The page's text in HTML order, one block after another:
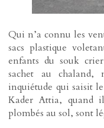
Qui n’a connu les
sacs plastique
enfants du souk
sachet au chaland,
inquiétude qui saisit
Kader Attia, quand
plombés au sol, sont